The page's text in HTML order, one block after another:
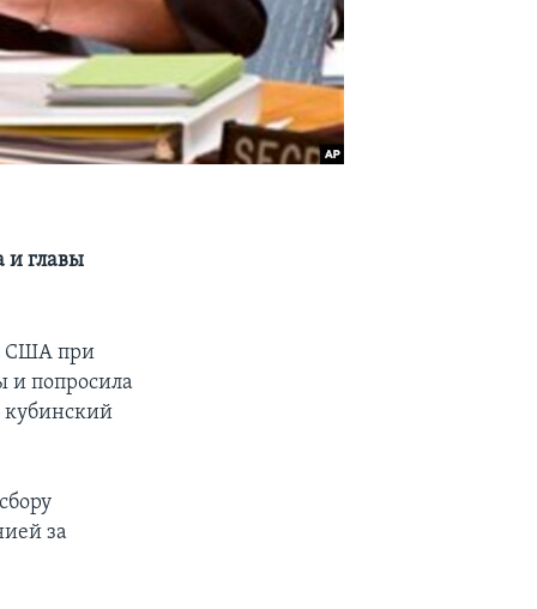
и главы
США при
и попросила
кубинский
за